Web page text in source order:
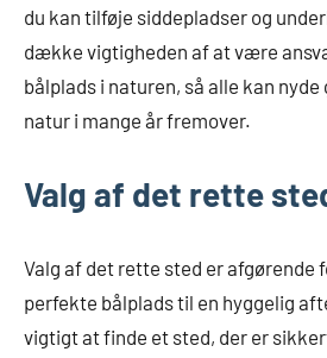
du kan tilføje siddepladser og
dække vigtigheden af at være
bålplads i naturen, så alle kan
natur i mange år fremover.
Valg af det rette
Valg af det rette sted er afgørende
perfekte bålplads til en hyggelig
vigtigt at finde et sted, der er